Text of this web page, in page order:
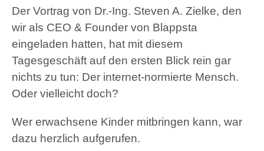
Der Vortrag von Dr.-Ing. Steven A. Zielke, den
wir als CEO & Founder von Blappsta
eingeladen hatten, hat mit diesem
Tagesgeschäft auf den ersten Blick rein gar
nichts zu tun: Der internet-normierte Mensch.
Oder vielleicht doch?
Wer erwachsene Kinder mitbringen kann, war
dazu herzlich aufgerufen.